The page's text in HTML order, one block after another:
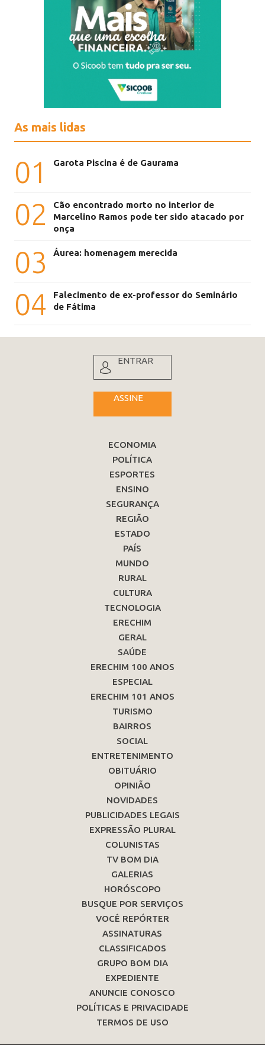
As mais lidas
01 Garota Piscina é de Gaurama
02
Cão encontrado morto no interior de
Marcelino Ramos pode ter sido atacado por
onça
03 Áurea: homenagem merecida
04
Falecimento de ex-professor do Seminário
de Fátima
ENTRAR
ASSINE
ECONOMIA
POLÍTICA
ESPORTES
ENSINO
SEGURANÇA
REGIÃO
ESTADO
PAÍS
MUNDO
RURAL
CULTURA
TECNOLOGIA
ERECHIM
GERAL
SAÚDE
ERECHIM 100 ANOS
ESPECIAL
ERECHIM 101 ANOS
TURISMO
BAIRROS
SOCIAL
ENTRETENIMENTO
OBITUÁRIO
OPINIÃO
NOVIDADES
PUBLICIDADES LEGAIS
EXPRESSÃO PLURAL
COLUNISTAS
TV BOM DIA
GALERIAS
HORÓSCOPO
BUSQUE POR SERVIÇOS
VOCÊ REPÓRTER
ASSINATURAS
CLASSIFICADOS
GRUPO BOM DIA
EXPEDIENTE
ANUNCIE CONOSCO
POLÍTICAS E PRIVACIDADE
TERMOS DE USO